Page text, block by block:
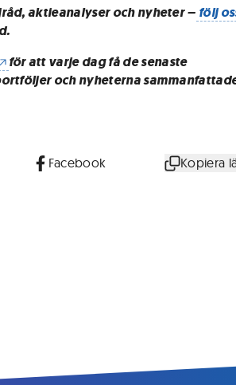
aktieanalyser och nyheter – följ
för att varje dag få de senaste
och nyheterna
Facebook Kopiera